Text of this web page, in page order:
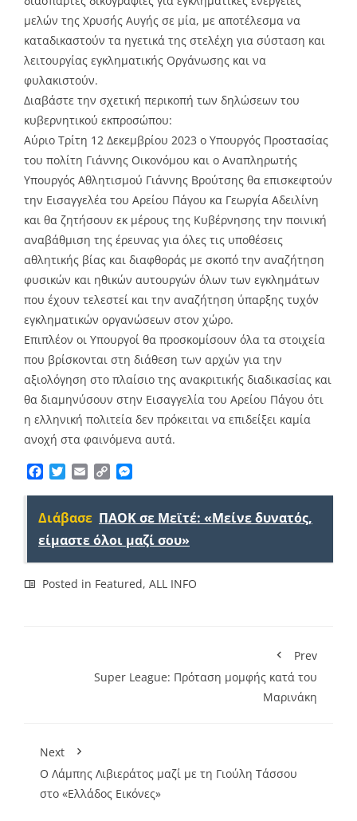
μελών της Χρυσής Αυγής σε μία, με αποτέλεσμα να
καταδικαστούν τα ηγετικά της στελέχη για σύσταση και
λειτουργίας εγκληματικής Οργάνωσης και να
φυλακιστούν.
Διαβάστε την σχετική περικοπή των δηλώσεων του
κυβερνητικού εκπροσώπου:
Αύριο Τρίτη 12 Δεκεμβρίου 2023 ο Υπουργός Προστασίας
του πολίτη Γιάννης Οικονόμου και ο Αναπληρωτής
Υπουργός Αθλητισμού Γιάννης Βρούτσης θα επισκεφτούν
την Εισαγγελέα του Αρείου Πάγου κα Γεωργία Αδειλίνη
και θα ζητήσουν εκ μέρους της Κυβέρνησης την ποινική
αναβάθμιση της έρευνας για όλες τις υποθέσεις
αθλητικής βίας και διαφθοράς με σκοπό την αναζήτηση
φυσικών και ηθικών αυτουργών όλων των εγκλημάτων
που έχουν τελεστεί και την αναζήτηση ύπαρξης τυχόν
εγκληματικών οργανώσεων στον χώρο.
Επιπλέον οι Υπουργοί θα προσκομίσουν όλα τα στοιχεία
που βρίσκονται στη διάθεση των αρχών για την
αξιολόγηση στο πλαίσιο της ανακριτικής διαδικασίας και
θα διαμηνύσουν στην Εισαγγελία του Αρείου Πάγου ότι
η ελληνική πολιτεία δεν πρόκειται να επιδείξει καμία
ανοχή στα φαινόμενα αυτά.
Facebook
TwitterEmailCopy
Διάβασε ΠΑΟΚ σε Μεϊτέ: «Μείνε δυνατός,
είμαστε όλοι μαζί σου»
Posted in Featured, ALL INFO
Prev
Super League: Πρόταση μομφής κατά του
Μαρινάκη
Next
O Λάμπης Λιβιεράτος μαζί με τη Γιούλη Τάσσου
στο «Ελλάδος Εικόνες»